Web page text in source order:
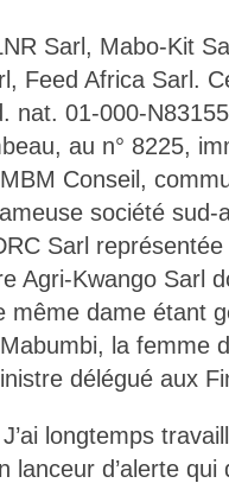
Sarl, Mabo-Kit
Feed Africa Sarl.
nat. 01-000-
au n° 8225,
Conseil,
société sud-
Sarl
Agri-Kwango Sarl
même dame étant
la femme
délégué aux
longtemps
lanceur d’alerte